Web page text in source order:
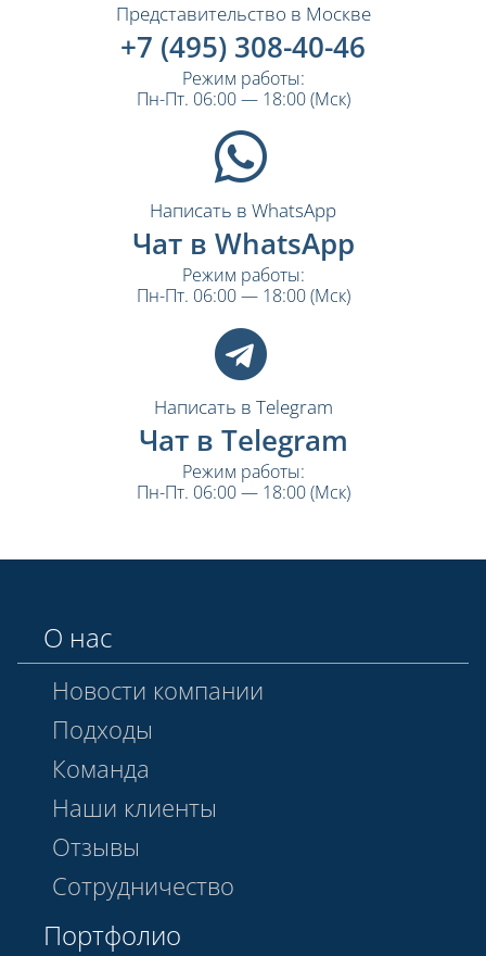
Представительство в Москве
+7 (495) 308-40-46
Режим работы:
Пн-Пт. 06:00 — 18:00 (Мск)
Написать в WhatsApp
Чат в WhatsApp
Режим работы:
Пн-Пт. 06:00 — 18:00 (Мск)
Написать в Telegram
Чат в Telegram
Режим работы:
Пн-Пт. 06:00 — 18:00 (Мск)
О нас
Новости компании
Подходы
Команда
Наши клиенты
Отзывы
Сотрудничество
Портфолио